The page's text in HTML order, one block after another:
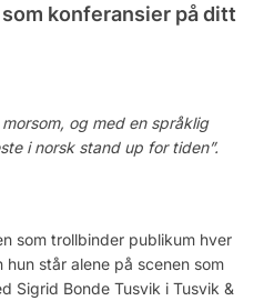
konferansier på ditt
og med en språklig
i norsk stand up for tiden”.
som trollbinder publikum hver
står alene på scenen som
Sigrid Bonde Tusvik i Tusvik &